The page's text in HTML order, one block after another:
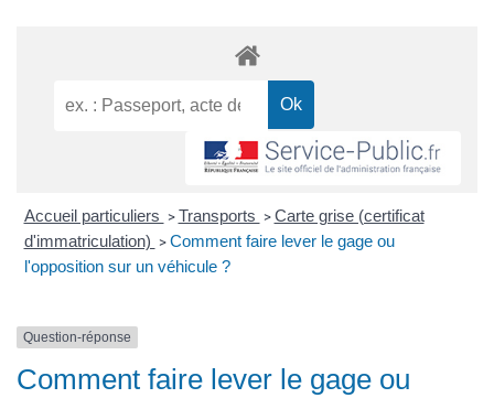
Accueil particuliers > Transports > Carte grise (certificat
d'immatriculation) > Comment faire lever le gage ou
l'opposition sur un véhicule ?
Question-réponse
Comment faire lever le gage ou